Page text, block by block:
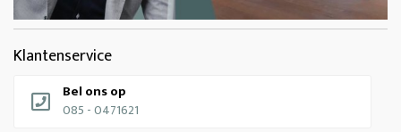
Klantenservice
Bel ons op
085 - 0471621